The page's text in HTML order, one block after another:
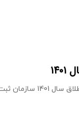
به گزارش دادرسی نت: آغاز ثبت نام آزمون سردفتری